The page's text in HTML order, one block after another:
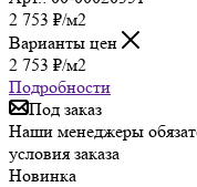
2 753 ₽/м2
Варианты цен
2 753 ₽/м2
Подробности
Под заказ
Наши менеджеры
условия заказа
Новинка